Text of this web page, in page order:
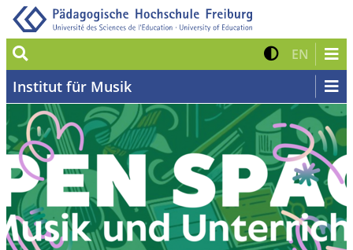
Suche Kontrast
EN Zur
Institut für Musik